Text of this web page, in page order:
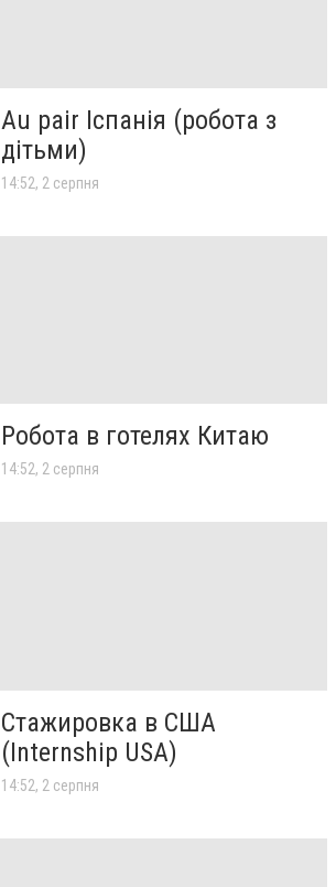
Au pair Іспанія (робота з
дітьми)
14:52, 2 серпня
Робота в готелях Китаю
14:52, 2 серпня
Стажировка в США
(Internship USA)
14:52, 2 серпня